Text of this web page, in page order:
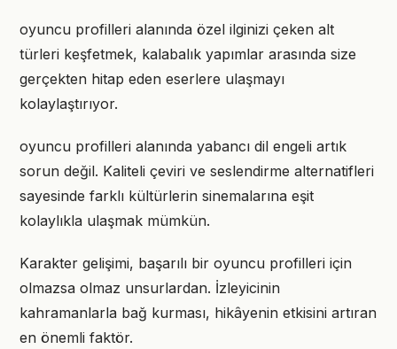
oyuncu profilleri alanında özel ilginizi çeken alt
türleri keşfetmek, kalabalık yapımlar arasında size
gerçekten hitap eden eserlere ulaşmayı
kolaylaştırıyor.
oyuncu profilleri alanında yabancı dil engeli artık
sorun değil. Kaliteli çeviri ve seslendirme alternatifleri
sayesinde farklı kültürlerin sinemalarına eşit
kolaylıkla ulaşmak mümkün.
Karakter gelişimi, başarılı bir oyuncu profilleri için
olmazsa olmaz unsurlardan. İzleyicinin
kahramanlarla bağ kurması, hikâyenin etkisini artıran
en önemli faktör.